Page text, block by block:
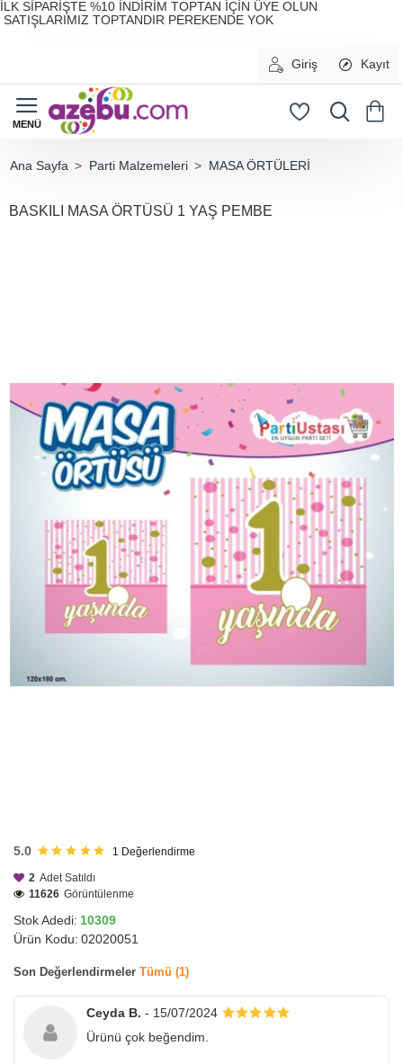
İLK SİPARİŞTE %10 İNDİRİM TOPTAN İÇİN ÜYE OLUN
SATIŞLARIMIZ TOPTANDIR PEREKENDE YOK
Giriş Kayıt
Parti Malzemeleri MASA ÖRTÜLERİ
BASKILI MASA ÖRTÜSÜ 1 YAŞ PEMBE
5.0 1 Değerlendirme
Stok Adedi: 10309
Ürün Kodu: 02020051
2 Adet Satıldı
11626 Görüntülenme
Son Değerlendirmeler Tümü (1)
Ceyda B. - 15/07/2024
Ürünü çok beğendim.